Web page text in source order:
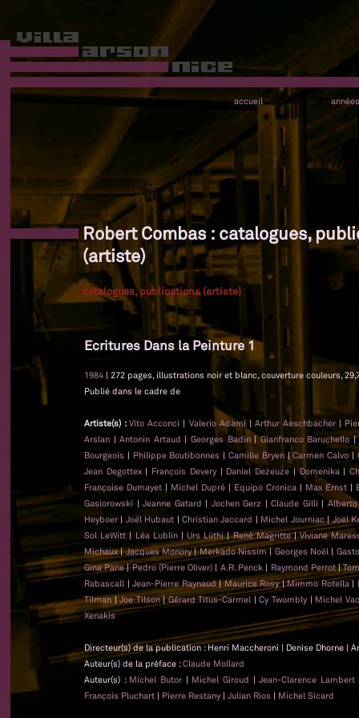
accueil années
Robert Combas : catalogues,
(artiste)
catalogues, publications (artiste)
Ecritures Dans la Peinture 1
1984 | 272 pages, illustrations noir et blanc, couverture couleurs,
Publié dans le cadre de
Artiste(s) :Vito Acconci | Valerio Adami| Arthur Aeschbacher|
Arslan |Antonin Artaud | Georges Badin|Gianfranco Baruchello|
Bourgeois | Philippe Boutibonnes | Camille Bryen|Carmen Calvo |
Jean Degottex| François Devery| Daniel Dezeuze|Domenika |
Françoise Dumayet | Michel Dupré | Equipo Cronica | Max Ernst |
Gasiorowski |Jeanne Gatard | Jochen Gerz |Claude Gilli |Alberto
Heyboer | Joël Hubaut |Christian Jaccard | Michel Journiac|Joël
Sol LeWitt| Léa Lublin| Urs Lüthi|René Magritte|Viviane
Michaux|Jacques Monory|Merkado Nissim|Georges Noël |
Gina Pane|Pedro (Pierre Oliver) | A.R. Penck | Raymond Perrot|
Rabascall |Jean-Pierre Raynaud|Maurice Rosy|Mimmo Rotella|
Tilman|Joe Tilson|Gérard Titus-Carmel |Cy Twombly| Michel
Xenakis
Directeur(s) de la publication : Henri Maccheroni | Denise Dhorne |
Auteur(s) de la préface :Claude Mollard
Auteur(s) : Michel Butor | Michel Giroud |Jean-Clarence Lambert
François Pluchart | Pierre Restany | Julian Rios | Michel Sicard